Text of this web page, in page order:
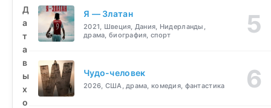
смотреть
бесплатно
Д
а
т
а
в
ы
х
о
Я — Златан
2021, Швеция, Дания, Нидерланды,
драма, биография, спорт
Чудо-человек
2026, США, драма, комедия, фантастика